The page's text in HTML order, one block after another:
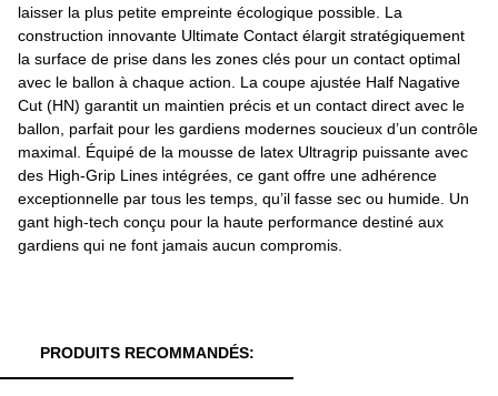
laisser la plus petite empreinte écologique possible. La
construction innovante Ultimate Contact élargit stratégiquement
la surface de prise dans les zones clés pour un contact optimal
avec le ballon à chaque action. La coupe ajustée Half Nagative
Cut (HN) garantit un maintien précis et un contact direct avec le
ballon, parfait pour les gardiens modernes soucieux d’un contrôle
maximal. Équipé de la mousse de latex Ultragrip puissante avec
des High-Grip Lines intégrées, ce gant offre une adhérence
exceptionnelle par tous les temps, qu’il fasse sec ou humide. Un
gant high-tech conçu pour la haute performance destiné aux
gardiens qui ne font jamais aucun compromis.
PRODUITS RECOMMANDÉS: